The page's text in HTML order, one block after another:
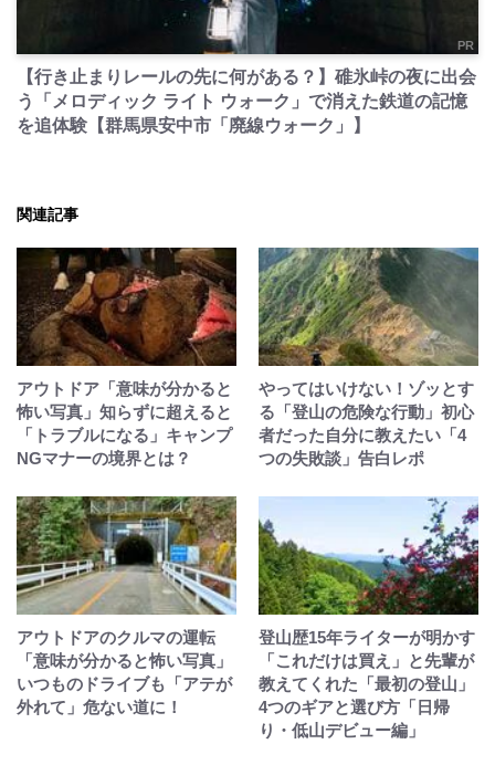
PR
【行き止まりレールの先に何がある？】碓氷峠の夜に出会
う「メロディック ライト ウォーク」で消えた鉄道の記憶
を追体験【群馬県安中市「廃線ウォーク」】
関連記事
アウトドア「意味が分かると
怖い写真」知らずに超えると
「トラブルになる」キャンプ
NGマナーの境界とは？
やってはいけない！ゾッとす
る「登山の危険な行動」初心
者だった自分に教えたい「4
つの失敗談」告白レポ
アウトドアのクルマの運転
「意味が分かると怖い写真」
いつものドライブも「アテが
外れて」危ない道に！
登山歴15年ライターが明かす
「これだけは買え」と先輩が
教えてくれた「最初の登山」
4つのギアと選び方「日帰
り・低山デビュー編」